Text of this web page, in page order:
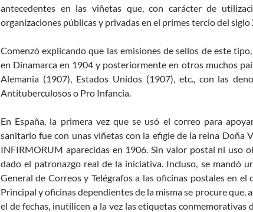
antecedentes en las viñetas que, con carácter de
organizaciones públicas y privadas en el primes tercio del siglo
Comenzó explicando que las emisiones de sellos de este
en Dinamarca en 1904 y posteriormente en otros muchos
Alemania (1907), Estados Unidos (1907), etc., con las
Antituberculosos o Pro Infancia.
En España, la primera vez que se usó el correo para
sanitario fue con unas viñetas con la efigie de la reina Doña
INFIRMORUM aparecidas en 1906. Sin valor postal ni uso
dado el patronazgo real de la iniciativa. Incluso, se mandó
General de Correos y Telégrafos a las oficinas postales en el
Principal y oficinas dependientes de la misma se procure que,
el de fechas, inutilicen a la vez las etiquetas conmemorativas